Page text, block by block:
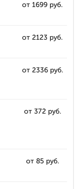
от 1699 руб.
от 2123 руб.
от 2336 руб.
от 372 руб.
от 85 руб.